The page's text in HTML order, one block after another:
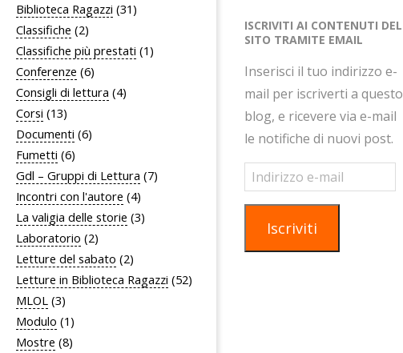
Biblioteca Ragazzi (31)
Classifiche (2)
Classifiche più prestati (1)
Conferenze (6)
Consigli di lettura (4)
Corsi (13)
Documenti (6)
Fumetti (6)
Gdl – Gruppi di Lettura (7)
Incontri con l'autore (4)
La valigia delle storie (3)
Laboratorio (2)
Letture del sabato (2)
Letture in Biblioteca Ragazzi (52)
MLOL (3)
Modulo (1)
Mostre (8)
ISCRIVITI AI CONTENUTI DEL
SITO TRAMITE EMAIL
Inserisci il tuo indirizzo e-
mail per iscriverti a questo
blog, e ricevere via e-mail
le notifiche di nuovi post.
Indirizzo
e-
mail
Iscriviti